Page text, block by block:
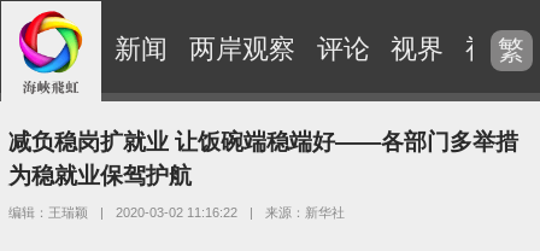
新闻 两岸观察 评论 视界 视频
繁
减负稳岗扩就业 让饭碗端稳端好——各部门多举措
为稳就业保驾护航
编辑：王瑞颖 | 2020-03-02 11:16:22 | 来源：新华社